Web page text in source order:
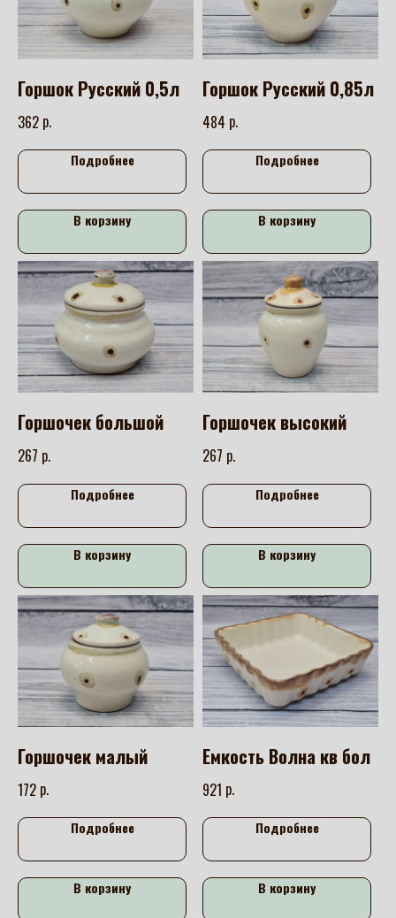
Горшок Русский 0,5л
362 р.
Подробнее
В корзину
Горшок Русский 0,85л
484 р.
Подробнее
В корзину
Горшочек большой
267 р.
Подробнее
В корзину
Горшочек высокий
267 р.
Подробнее
В корзину
Горшочек малый
172 р.
Подробнее
В корзину
Емкость Волна кв бол
921 р.
Подробнее
В корзину